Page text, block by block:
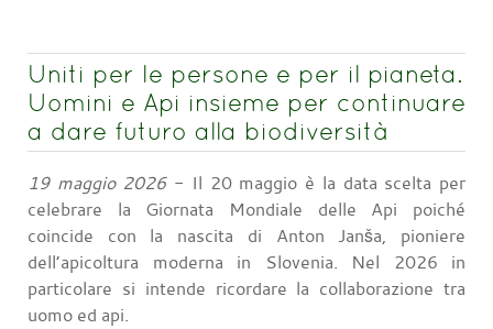
Uniti per le persone e per il pianeta.
Uomini e Api insieme per continuare
a dare futuro alla biodiversità
19 maggio 2026- Il 20 maggio è la data scelta per
celebrare la Giornata Mondiale delle Api poiché
coincide con la nascita di Anton Janša, pioniere
dell’apicoltura moderna in Slovenia. Nel 2026 in
particolare si intende ricordare la collaborazione tra
uomo ed api.